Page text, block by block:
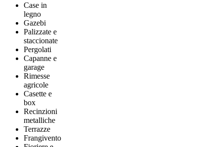
Case in
legno
Gazebi
Palizzate e
staccionate
Pergolati
Capanne e
garage
Rimesse
agricole
Casette e
box
Recinzioni
metalliche
Terrazze
Frangivento